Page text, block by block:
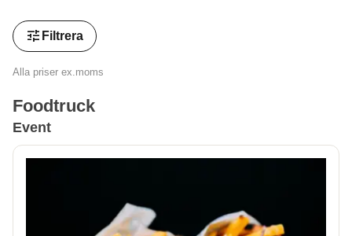
tune Filtrera
Alla priser ex.moms
Foodtruck
Event